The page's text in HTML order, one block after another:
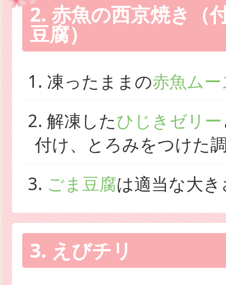
2. 赤魚の西京焼き
豆腐）
1. 凍ったままの赤魚ム
2. 解凍したひじきゼリー
付け、とろみをつけた
3. ごま豆腐は適当な大
3. えびチリ